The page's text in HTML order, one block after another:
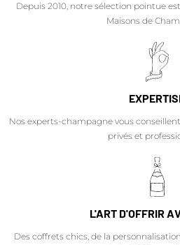
Depuis 2010, notre sélection pointue
Maisons de
Nos experts-champagne vous
privés et
L'ART D'OFFRIR
Des coffrets chics, de la